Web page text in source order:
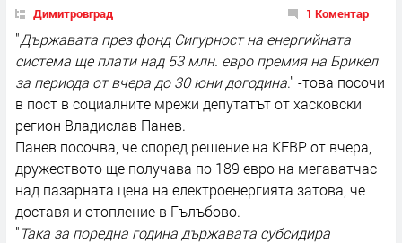
Димитровград 1 Коментар
"Държавата през фонд Сигурност на енергийната
система ще плати над 53 млн. евро премия на Брикел
за периода от вчера до 30 юни догодина." -това посочи
в пост в социалните мрежи депутатът от хасковски
регион Владислав Панев.
Панев посочва, че според решение на КЕВР от вчера,
дружеството ще получава по 189 евро на мегаватчас
над пазарната цена на електроенергията затова, че
доставя и отопление в Гълъбово.
"Така за поредна година държавата субсидира